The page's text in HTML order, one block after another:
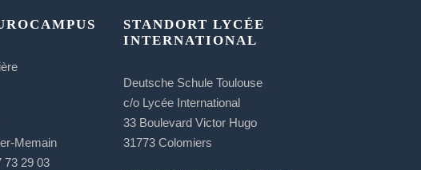
Memain
73 29 03
STANDORT LYCÉE
INTERNATIONAL
Deutsche Schule Toulouse
c/o Lycée International
33 Boulevard Victor Hugo
31773 Colomiers